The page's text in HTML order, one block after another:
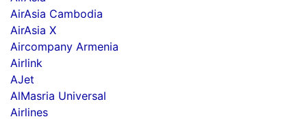
AirAsia Cambodia
AirAsia X
Aircompany Armenia
Airlink
AJet
AlMasria Universal
Airlines